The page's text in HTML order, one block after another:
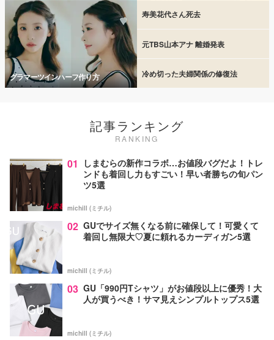
グラマーツインハーフ作り方
寿美花代さん死去
元TBS山本アナ 離婚発表
冷め切った夫婦関係の修復法
記事ランキング
RANKING
01
しまむらの新作コラボ…お値段バグだよ！トレ
ンドも着回し力もすごい！早い者勝ちの旬パン
ツ5選
michill (ミチル)
02 GUでサイズ無くなる前に確保して！可愛くて
着回し無限大♡夏に頼れるカーディガン5選
michill (ミチル)
03 GU「990円Tシャツ」がお値段以上に優秀！大
人が買うべき！サマ見えシンプルトップス5選
michill (ミチル)